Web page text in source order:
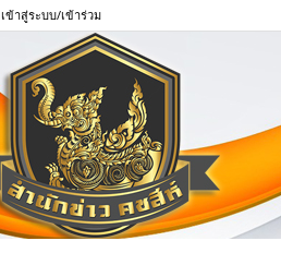
เข้าสู่ระบบ/เข้าร่วม